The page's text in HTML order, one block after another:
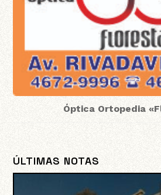
Óptica Ortopedia
ÚLTIMAS NOTAS